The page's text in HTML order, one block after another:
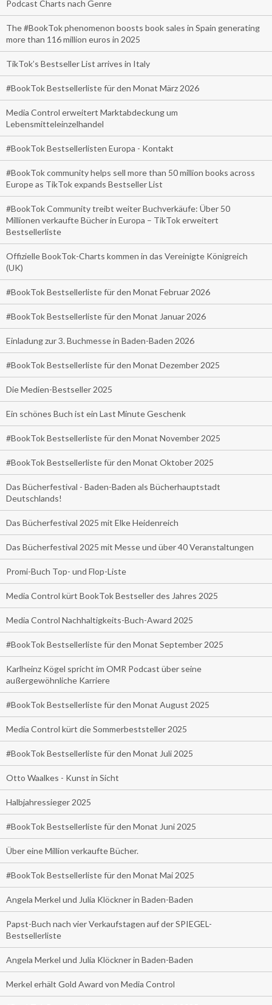
Podcast Charts nach Genre
The #BookTok phenomenon boosts book sales in Spain generating
more than 116 million euros in 2025
TikTok’s Bestseller List arrives in Italy
#BookTok Bestsellerliste für den Monat März 2026
Media Control erweitert Marktabdeckung um
Lebensmitteleinzelhandel
#BookTok Bestsellerlisten Europa - Kontakt
#BookTok community helps sell more than 50 million books across
Europe as TikTok expands Bestseller List
#BookTok Community treibt weiter Buchverkäufe: Über 50
Millionen verkaufte Bücher in Europa – TikTok erweitert
Bestsellerliste
Offizielle BookTok-Charts kommen in das Vereinigte Königreich
(UK)
#BookTok Bestsellerliste für den Monat Februar 2026
#BookTok Bestsellerliste für den Monat Januar 2026
Einladung zur 3. Buchmesse in Baden-Baden 2026
#BookTok Bestsellerliste für den Monat Dezember 2025
Die Medien-Bestseller 2025
Ein schönes Buch ist ein Last Minute Geschenk
#BookTok Bestsellerliste für den Monat November 2025
#BookTok Bestsellerliste für den Monat Oktober 2025
Das Bücherfestival - Baden-Baden als Bücherhauptstadt
Deutschlands!
Das Bücherfestival 2025 mit Elke Heidenreich
Das Bücherfestival 2025 mit Messe und über 40 Veranstaltungen
Promi-Buch Top- und Flop-Liste
Media Control kürt BookTok Bestseller des Jahres 2025
Media Control Nachhaltigkeits-Buch-Award 2025
#BookTok Bestsellerliste für den Monat September 2025
Karlheinz Kögel spricht im OMR Podcast über seine
außergewöhnliche Karriere
#BookTok Bestsellerliste für den Monat August 2025
Media Control kürt die Sommerbeststeller 2025
#BookTok Bestsellerliste für den Monat Juli 2025
Otto Waalkes - Kunst in Sicht
Halbjahressieger 2025
#BookTok Bestsellerliste für den Monat Juni 2025
Über eine Million verkaufte Bücher.
#BookTok Bestsellerliste für den Monat Mai 2025
Angela Merkel und Julia Klöckner in Baden-Baden
Papst-Buch nach vier Verkaufstagen auf der SPIEGEL-
Bestsellerliste
Angela Merkel und Julia Klöckner in Baden-Baden
Merkel erhält Gold Award von Media Control